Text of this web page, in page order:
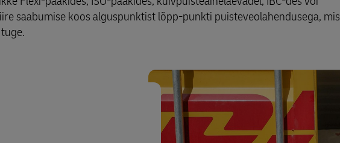
saabumise koos alguspunktist lõpp-punkti puisteveolahendusega, mis